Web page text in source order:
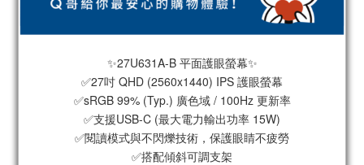
✨27U631A-B 平面護眼螢幕✨
✅27吋 QHD (2560x1440) IPS 護眼螢幕
✅sRGB 99% (Typ.) 廣色域 / 100Hz 更新率
✅支援USB-C (最大電力輸出功率 15W)
✅閱讀模式與不閃爍技術，保護眼睛不疲勞
✅搭配傾斜可調支架